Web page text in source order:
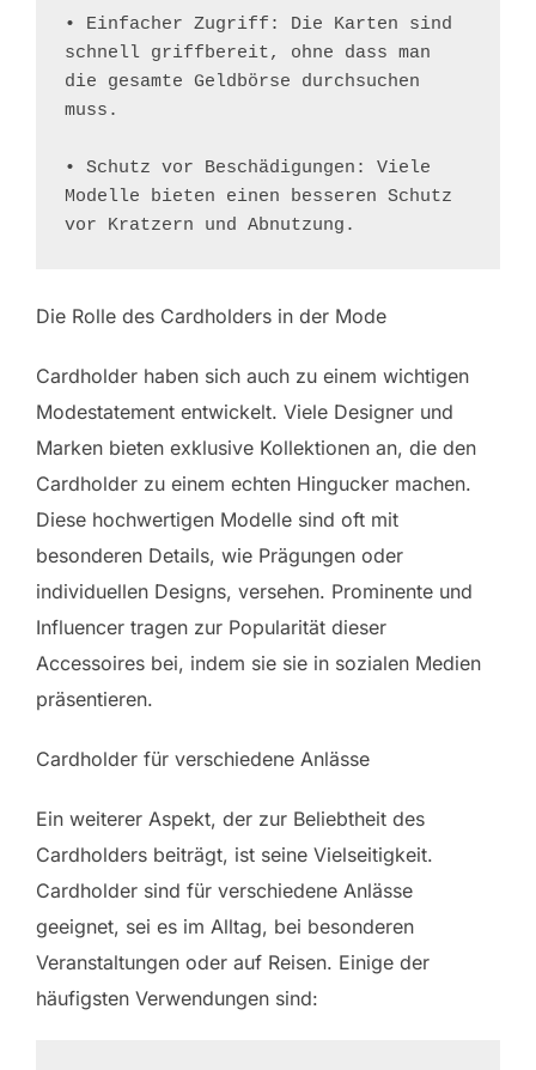
• Einfacher Zugriff: Die Karten sind
schnell griffbereit, ohne dass man
die gesamte Geldbörse durchsuchen
muss.
• Schutz vor Beschädigungen: Viele
Modelle bieten einen besseren Schutz
vor Kratzern und Abnutzung.
Die Rolle des Cardholders in der Mode
Cardholder haben sich auch zu einem wichtigen
Modestatement entwickelt. Viele Designer und
Marken bieten exklusive Kollektionen an, die den
Cardholder zu einem echten Hingucker machen.
Diese hochwertigen Modelle sind oft mit
besonderen Details, wie Prägungen oder
individuellen Designs, versehen. Prominente und
Influencer tragen zur Popularität dieser
Accessoires bei, indem sie sie in sozialen Medien
präsentieren.
Cardholder für verschiedene Anlässe
Ein weiterer Aspekt, der zur Beliebtheit des
Cardholders beiträgt, ist seine Vielseitigkeit.
Cardholder sind für verschiedene Anlässe
geeignet, sei es im Alltag, bei besonderen
Veranstaltungen oder auf Reisen. Einige der
häufigsten Verwendungen sind: